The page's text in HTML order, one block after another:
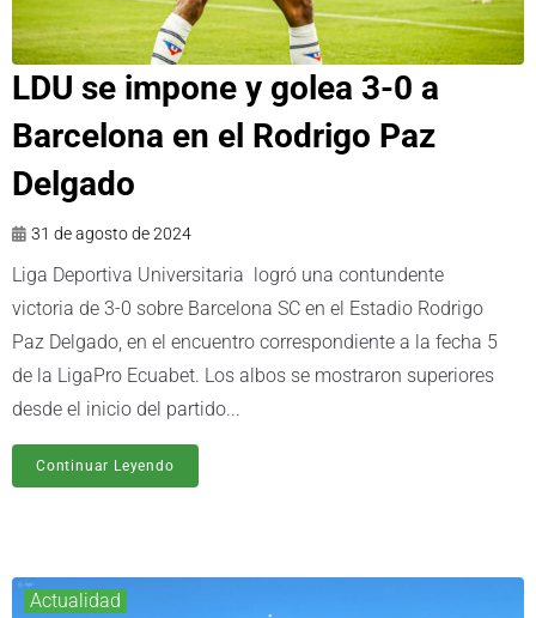
LDU se impone y golea 3-0 a
Barcelona en el Rodrigo Paz
Delgado
31 de agosto de 2024
Liga Deportiva Universitaria logró una contundente
victoria de 3-0 sobre Barcelona SC en el Estadio Rodrigo
Paz Delgado, en el encuentro correspondiente a la fecha 5
de la LigaPro Ecuabet. Los albos se mostraron superiores
desde el inicio del partido...
Continuar Leyendo
Actualidad